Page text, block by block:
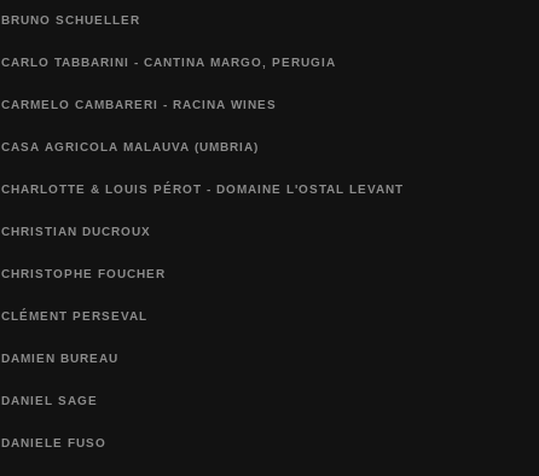
BRUNO SCHUELLER
CARLO TABBARINI - CANTINA MARGO, PERUGIA
CARMELO CAMBARERI - RACINA WINES
CASA AGRICOLA MALAUVA (UMBRIA)
CHARLOTTE & LOUIS PÉROT - DOMAINE L'OSTAL LEVANT
CHRISTIAN DUCROUX
CHRISTOPHE FOUCHER
CLÉMENT PERSEVAL
DAMIEN BUREAU
DANIEL SAGE
DANIELE FUSO